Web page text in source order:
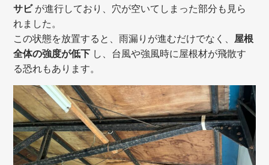
サビ が進行しており、穴が空いてしまった部分も見ら
れました。
この状態を放置すると、雨漏りが進むだけでなく、 屋根
全体の強度が低下 し、台風や強風時に屋根材が飛散す
る恐れもあります。